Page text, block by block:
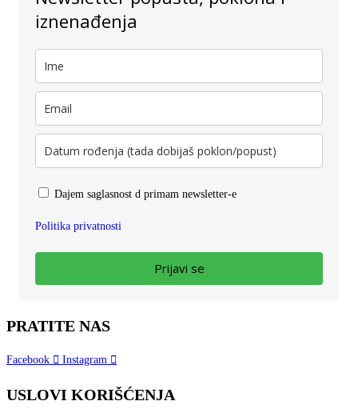
iznenađenja
Dajem saglasnost d primam newsletter-e
Politika privatnosti
Prijavi se
PRATITE NAS
Facebook Instagram
USLOVI KORIŠĆENJA